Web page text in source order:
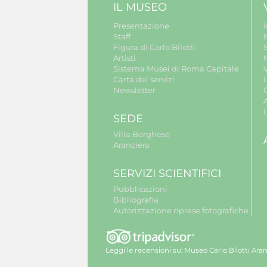
IL MUSEO
Presentazione
Staff
Figura di Carlo Bilotti
Artisti
Sistema Musei di Roma Capitale
Carta dei servizi
Newsletter
SEDE
Villa Borghese
Aranciera
SERVIZI SCIENTIFICI
Pubblicazioni
Bibliografia
Autorizzazione riprese fotografiche
Leggi le recensioni su: Museo Carlo Bilotti